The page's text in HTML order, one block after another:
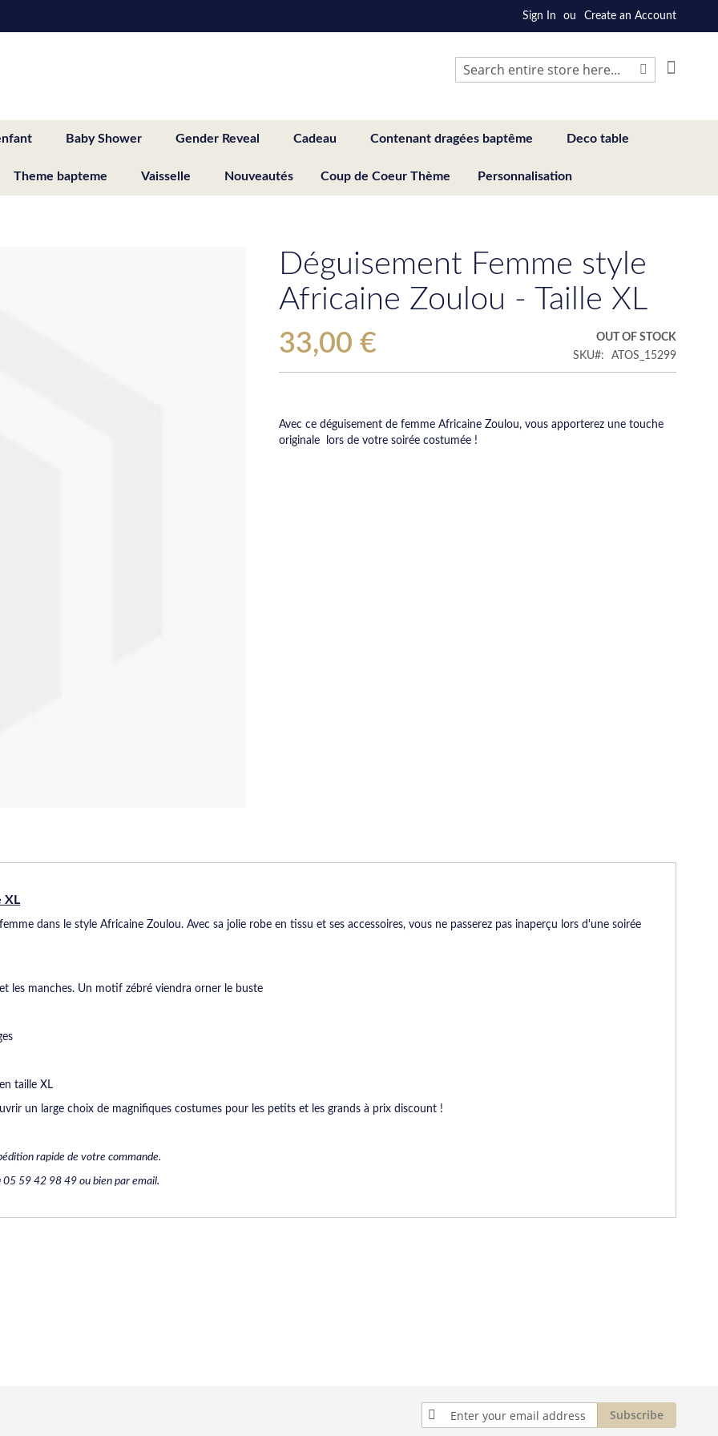
Sign In Create an Account
Search
Baby Shower Gender Reveal Cadeau Contenant dragées baptême Deco table
Theme bapteme Vaisselle Nouveautés Coup de Coeur Thème Personnalisation
Déguisement Femme style
Africaine Zoulou - Taille XL
33,00 €
OUT OF STOCK
SKU
ATOS_15299
Avec ce déguisement de femme Africaine Zoulou, vous apporterez une touche
originale lors de votre soirée costumée !
XL
dans le style Africaine Zoulou. Avec sa jolie robe en tissu et ses accessoires, vous ne passerez pas inaperçu lors d'une soirée
les manches. Un motif zébré viendra orner le buste
en taille XL
un large choix de magnifiques costumes pour les petits et les grands à prix discount !
rapide de votre commande.
59 42 98 49 ou bien par email.
Sign
Up
Subscribe